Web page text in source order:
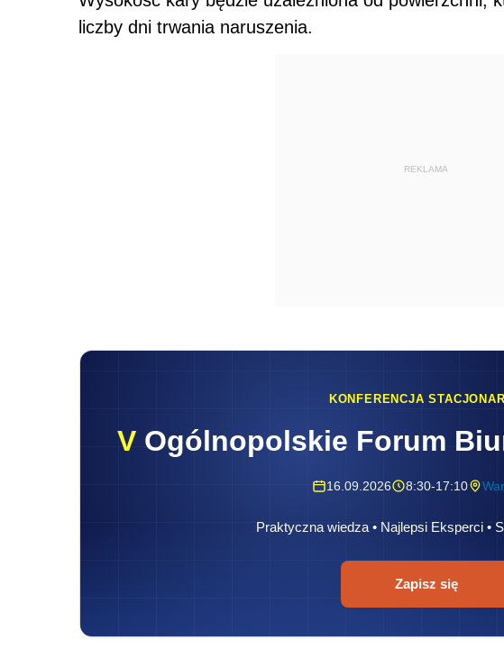
liczby dni trwania naruszenia.
REKLAMA
KONFERENCJA
V Ogólnopolskie Forum
16.09.2026 8:30-17:10
Praktyczna wiedza • Najlepsi Eksperci •
Zapisz się